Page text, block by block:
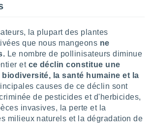
la plupart des plantes
que nous mangeons ne
Le nombre de pollinisateurs diminue
et ce déclin constitue une
biodiversité, la santé humaine et la
causes de ce déclin sont
de pesticides et d'herbicides,
invasives, la perte et la
milieux naturels et la dégradation de